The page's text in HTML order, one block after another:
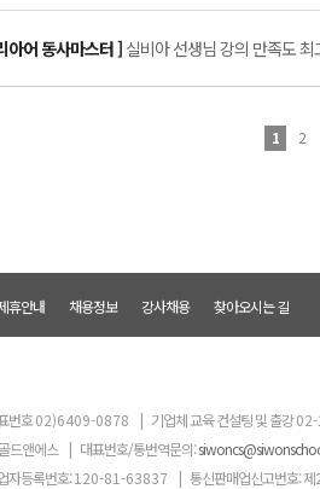
아어 동사마스터 ] 실비아 선생님 강의 만족도 최
1 2
휴안내 채용정보 강사채용 찾아오시는 길
번호02)6409-0878 | 기업체 교육 컨설팅 및 출강
드앤에스 | 대표번호/통번역문의:
자등록번호:120-81-63837 | 통신판매업신고번호: 제